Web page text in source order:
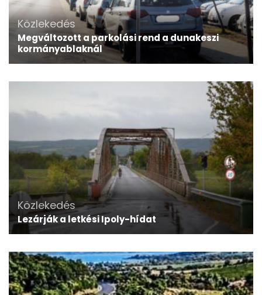
Közlekedés
Megváltozott a parkolási rend a dunakeszi
kormányablaknál
Közlekedés
Lezárják a letkési Ipoly-hídat